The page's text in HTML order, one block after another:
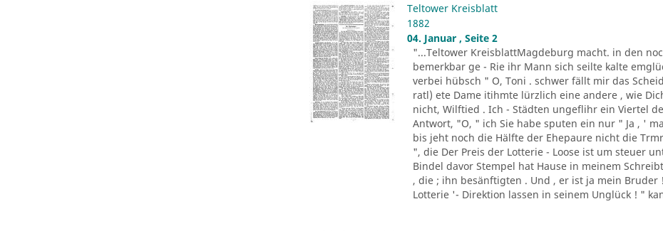
Teltower Kreisblatt
1882
04. Januar , Seite 2
"...Teltower KreisblattMagdeburg macht. in den
bemerkbar ge - Rie ihr Mann sich seilte kalte
verbei hübsch " O, Toni . schwer fällt mir das
ratl) ete Dame itihmte lürzlich eine andere , wie
nicht, Wilftied . Ich - Städten ungeflihr ein Viertel
Antwort, "O, " ich Sie habe sputen ein nur " Ja , '
bis jeht noch die Hälfte der Ehepaure nicht die
", die Der Preis der Lotterie - Loose ist um steuer
Bindel davor Stempel hat Hause in meinem
, die ; ihn besänftigten . Und , er ist ja mein
Lotterie '- Direktion lassen in seinem Unglück ! "